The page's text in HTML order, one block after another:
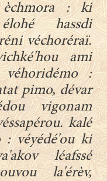
èchmora : ki
hassdi
véchoréraï.
ami
véhoridémo :
pimo, dévar
vigonam
kalé
: véyédé'ou ki
léafssé
la'érèv,